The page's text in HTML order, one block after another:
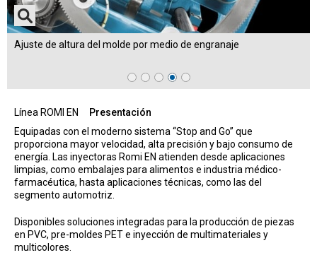
Ajuste de altura del molde por medio de engranaje
Línea ROMI EN
Presentación
Equipadas con el moderno sistema “Stop and Go” que
proporciona mayor velocidad, alta precisión y bajo consumo de
energía. Las inyectoras Romi EN atienden desde aplicaciones
limpias, como embalajes para alimentos e industria médico-
farmacéutica, hasta aplicaciones técnicas, como las del
segmento automotriz.
Disponibles soluciones integradas para la producción de piezas
en PVC, pre-moldes PET e inyección de multimateriales y
multicolores.